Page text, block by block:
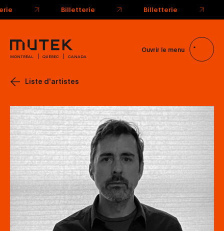
Billetterie Billetterie
MONTRÉAL QUÉBEC CANADA
Ouvrir le menu
Liste d'artistes